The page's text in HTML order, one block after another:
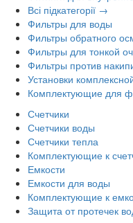
Всі підкатегорії →
Фильтры для воды
Фильтры обратного
Фильтры для тонкой
Фильтры против
Установки
Комплектующие для
Счетчики
Счетчики воды
Счетчики тепла
Комплектующие к
Емкости
Емкости для воды
Комплектующие к
Защита от протечек